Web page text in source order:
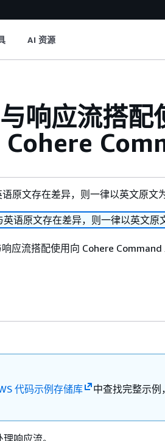
AI 资源
响应流搭
原文存在差异，则一律以英文原文为
语原文存在差异，则一律以英文原
应流搭配使用向 Cohere Command
代码示例存储库
中查找完整示例
响应流。